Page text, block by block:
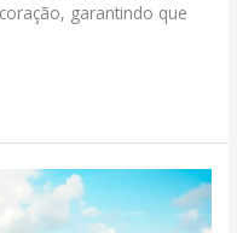
garantindo que